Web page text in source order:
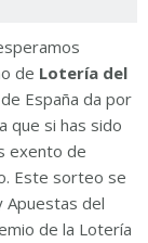
de Lotería del
España da por
que si has sido
exento de
Este sorteo se
Apuestas del
de la Lotería